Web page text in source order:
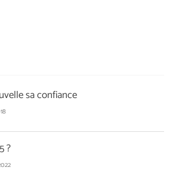
sa confiance
?